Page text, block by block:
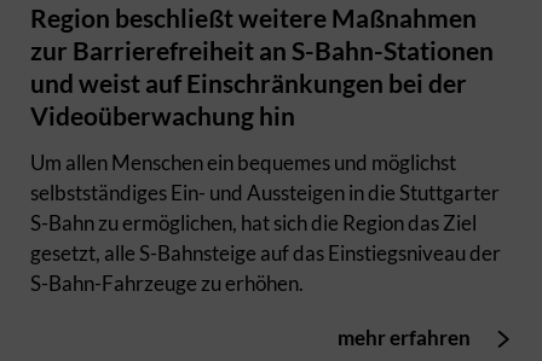
Region beschließt weitere Maßnahmen
zur Barrierefreiheit an S-Bahn-Stationen
und weist auf Einschränkungen bei der
Videoüberwachung hin
Um allen Menschen ein bequemes und möglichst
selbstständiges Ein- und Aussteigen in die Stuttgarter
S-Bahn zu ermöglichen, hat sich die Region das Ziel
gesetzt, alle S-Bahnsteige auf das Einstiegsniveau der
S-Bahn-Fahrzeuge zu erhöhen.
mehr erfahren